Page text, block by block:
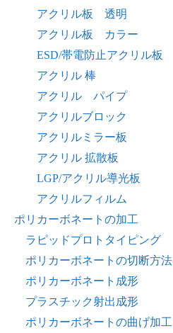
アクリル板 透明
アクリル板 カラー
ESD/帯電防止アクリル板
アクリル 棒
アクリル パイプ
アクリルブロック
アクリルミラー板
アクリル 拡散板
LGP/アクリル導光板
アクリルフィルム
ポリカーボネートの加工
ラピッドプロトタイピング
ポリカーボネートの切断方法
ポリカーボネート成形
プラスチック射出成形
ポリカーボネートの曲げ加工